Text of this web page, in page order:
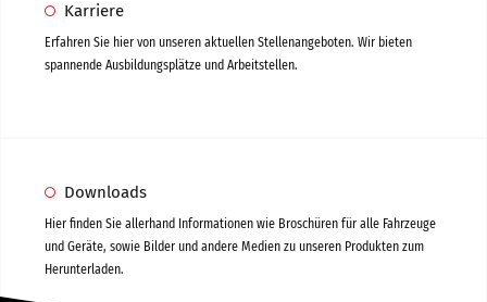
Karriere
Erfahren Sie hier von unseren aktuellen Stellenangeboten. Wir bieten
spannende Ausbildungsplätze und Arbeitstellen.
Downloads
Hier finden Sie allerhand Informationen wie Broschüren für alle Fahrzeuge
und Geräte, sowie Bilder und andere Medien zu unseren Produkten zum
Herunterladen.